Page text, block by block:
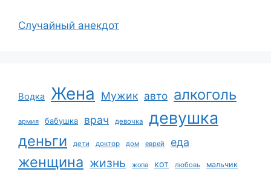
Случайный анекдот
Водка Жена Мужик авто алкоголь
армия бабушка врач девочка девушка
деньги дети доктор дом еврей еда
женщина жизнь жопа кот любовь мальчик